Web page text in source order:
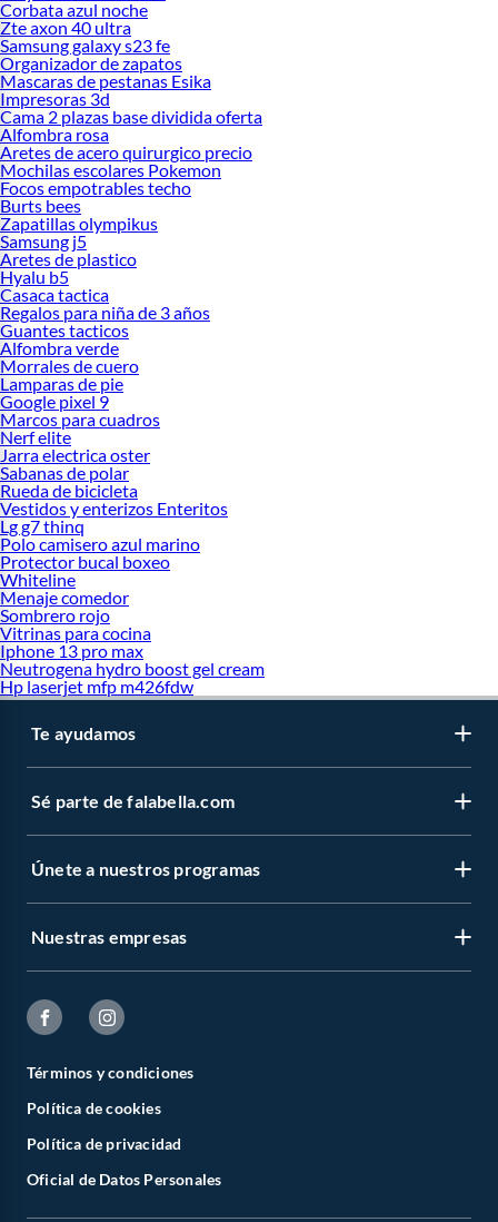
Corbata azul noche
Zte axon 40 ultra
Samsung galaxy s23 fe
Organizador de zapatos
Mascaras de pestanas Esika
Impresoras 3d
Cama 2 plazas base dividida oferta
Alfombra rosa
Aretes de acero quirurgico precio
Mochilas escolares Pokemon
Focos empotrables techo
Burts bees
Zapatillas olympikus
Samsung j5
Aretes de plastico
Hyalu b5
Casaca tactica
Regalos para niña de 3 años
Guantes tacticos
Alfombra verde
Morrales de cuero
Lamparas de pie
Google pixel 9
Marcos para cuadros
Nerf elite
Jarra electrica oster
Sabanas de polar
Rueda de bicicleta
Vestidos y enterizos Enteritos
Lg g7 thinq
Polo camisero azul marino
Protector bucal boxeo
Whiteline
Menaje comedor
Sombrero rojo
Vitrinas para cocina
Iphone 13 pro max
Neutrogena hydro boost gel cream
Hp laserjet mfp m426fdw
Te ayudamos
Sé parte de falabella.com
Únete a nuestros programas
Nuestras empresas
Términos y condiciones
Política de cookies
Política de privacidad
Oficial de Datos Personales